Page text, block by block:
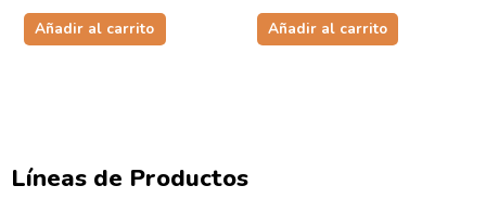
Añadir al carrito Añadir al carrito
Líneas de Productos